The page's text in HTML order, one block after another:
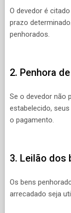
O devedor é
prazo
penhorados.
2. Penhora
Se o devedor não
estabelecido,
o pagamento.
3. Leilão dos
Os bens
arrecadado seja